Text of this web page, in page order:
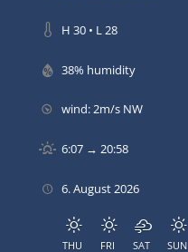
H 30 • L 28
38% humidity
wind: 2m/s NW
6:07 → 20:58
6. August 2026
THU FRI SAT SUN